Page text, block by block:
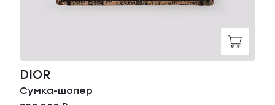
DIOR
Сумка-шопер